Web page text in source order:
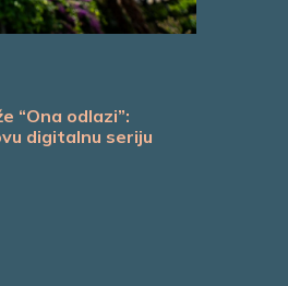
“Ona odlazi”:
digitalnu seriju